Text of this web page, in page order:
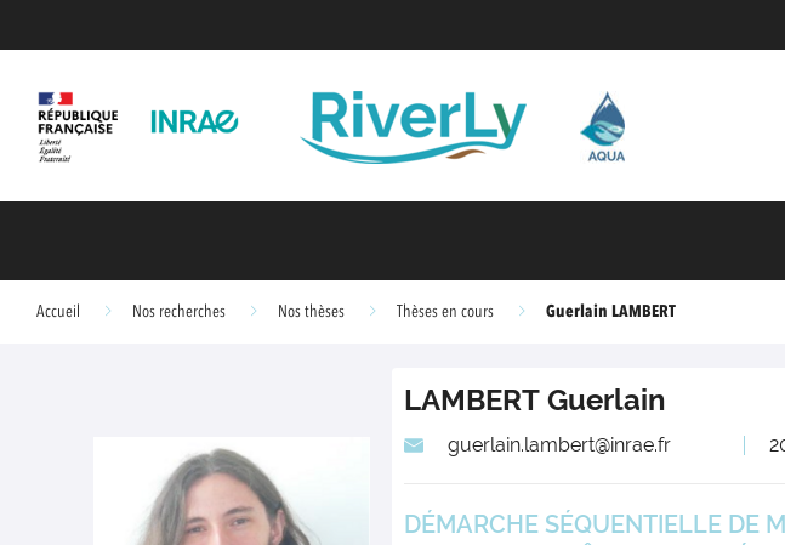
Accueil Nos recherches Nos thèses Thèses en cours Guerlain LAMBERT
LAMBERT Guerlain
guerlain.lambert@inrae.fr
DÉMARCHE SÉQUENTIELLE DE